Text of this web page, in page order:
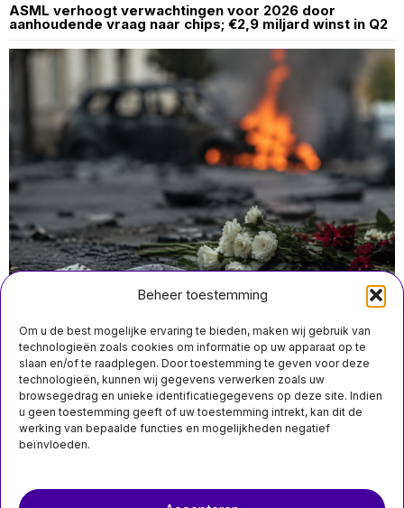
Beheer toestemming
Om u de best mogelijke ervaring te bieden, maken wij gebruik van
technologieën zoals cookies om informatie op uw apparaat op te
slaan en/of te raadplegen. Door toestemming te geven voor deze
technologieën, kunnen wij gegevens verwerken zoals uw
browsegedrag en unieke identificatiegegevens op deze site. Indien
u geen toestemming geeft of uw toestemming intrekt, kan dit de
werking van bepaalde functies en mogelijkheden negatief
beïnvloeden.
ASML verhoogt verwachtingen voor 2026 door
aanhoudende vraag naar chips; €2,9 miljard winst in Q2
juli 4 13:15
Russisch botnet ‘Matryoshka’ gebruikt aanslag Monaco
voor desinformatiecampagne tegen Macron en
Oekraïne
MIS HET NIET